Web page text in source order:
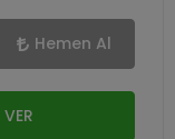
Hemen Al